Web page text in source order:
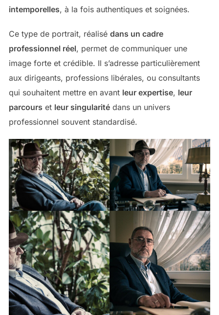
intemporelles, à la fois authentiques et soignées.
Ce type de portrait, réalisé dans un cadre
professionnel réel, permet de communiquer une
image forte et crédible. Il s’adresse particulièrement
aux dirigeants, professions libérales, ou consultants
qui souhaitent mettre en avant leur expertise, leur
parcours et leur singularitédans un univers
professionnel souvent standardisé.